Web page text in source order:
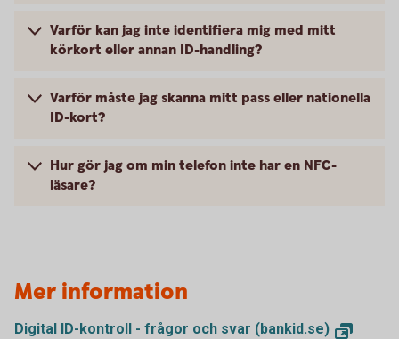
Varför kan jag inte identifiera mig med mitt
körkort eller annan ID-handling?
Varför måste jag skanna mitt pass eller nationella
ID-kort?
Hur gör jag om min telefon inte har en NFC-
läsare?
Mer information
Digital ID-kontroll - frågor och svar (bankid.se)